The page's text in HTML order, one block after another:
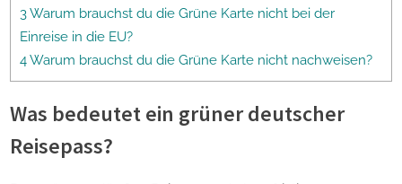
3 Warum brauchst du die Grüne Karte nicht bei der
Einreise in die EU?
4 Warum brauchst du die Grüne Karte nicht nachweisen?
Was bedeutet ein grüner deutscher
Reisepass?